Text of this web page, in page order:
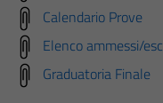
Calendario Prove
Elenco ammessi/
Graduatoria Finale